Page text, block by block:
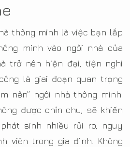
thông minh là việc bạn lắp
minh vào ngôi nhà của
trở nên hiện đại, tiện nghi
là giai đoạn quan trọng
nên” ngôi nhà thông minh.
được chỉn chu, sẽ khiến
sinh nhiều rủi ro, nguy
viên trong gia đình. Không